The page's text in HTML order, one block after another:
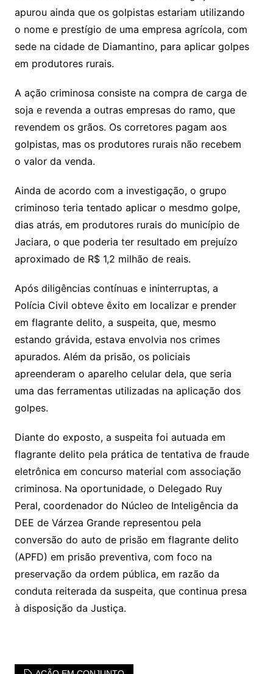
apurou ainda que os golpistas estariam utilizando
o nome e prestígio de uma empresa agrícola, com
sede na cidade de Diamantino, para aplicar golpes
em produtores rurais.
A ação criminosa consiste na compra de carga de
soja e revenda a outras empresas do ramo, que
revendem os grãos. Os corretores pagam aos
golpistas, mas os produtores rurais não recebem
o valor da venda.
Ainda de acordo com a investigação, o grupo
criminoso teria tentado aplicar o mesdmo golpe,
dias atrás, em produtores rurais do município de
Jaciara, o que poderia ter resultado em prejuízo
aproximado de R$ 1,2 milhão de reais.
Após diligências contínuas e ininterruptas, a
Polícia Civil obteve êxito em localizar e prender
em flagrante delito, a suspeita, que, mesmo
estando grávida, estava envolvia nos crimes
apurados. Além da prisão, os policiais
apreenderam o aparelho celular dela, que seria
uma das ferramentas utilizadas na aplicação dos
golpes.
Diante do exposto, a suspeita foi autuada em
flagrante delito pela prática de tentativa de fraude
eletrônica em concurso material com associação
criminosa. Na oportunidade, o Delegado Ruy
Peral, coordenador do Núcleo de Inteligência da
DEE de Várzea Grande representou pela
conversão do auto de prisão em flagrante delito
(APFD) em prisão preventiva, com foco na
preservação da ordem pública, em razão da
conduta reiterada da suspeita, que continua presa
à disposição da Justiça.